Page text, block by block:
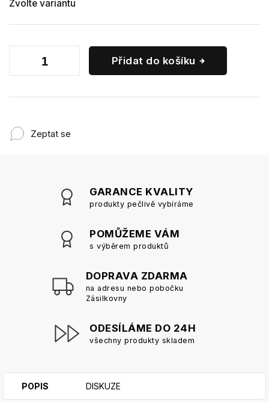
Zvolte variantu
Přidat do košíku
Zeptat se
GARANCE KVALITY
produkty pečlivě vybíráme
POMŮŽEME VÁM
s výběrem produktů
DOPRAVA ZDARMA
na adresu nebo pobočku
Zásilkovny
ODESÍLÁME DO 24H
všechny produkty skladem
POPIS DISKUZE